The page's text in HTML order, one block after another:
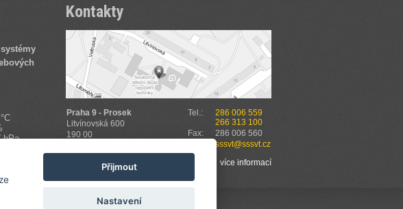
hPa
Kontakty
Praha 9 - Prosek
Litvínovská 600
190 00
Tel.:
286 006 559
266 313 100
Fax:
286 006 560
sssvt@sssvt.cz
více informací
Přijmout
Nastavení